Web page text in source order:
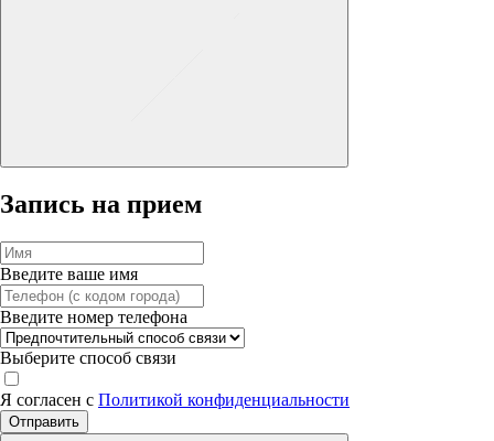
Запись на прием
Введите ваше имя
Введите номер телефона
Выберите способ связи
Я согласен с Политикой конфиденциальности
Отправить